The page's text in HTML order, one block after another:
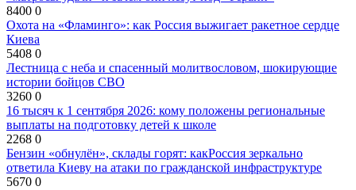
8400 0
Охота на «Фламинго»: как Россия выжигает ракетное сердце
Киева
5408 0
Лестница с неба и спасенный молитвословом, шокирующие
истории бойцов СВО
3260 0
16 тысяч к 1 сентября 2026: кому положены региональные
выплаты на подготовку детей к школе
2268 0
Бензин «обнулён», склады горят: какРоссия зеркально
ответила Киеву на атаки по гражданской инфраструктуре
5670 0